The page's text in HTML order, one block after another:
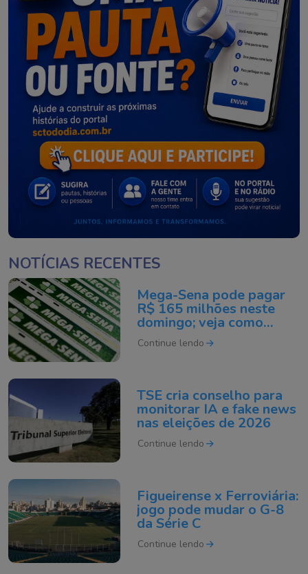
NOTÍCIAS RECENTES
Mega-Sena pode pagar
R$ 165 milhões neste
domingo; veja como
apostar
Continue lendo
TSE cria conselho para
monitorar IA e fake news
nas eleições de 2026
Continue lendo
Figueirense x Ferroviária:
jogo pode mudar o G-8
da Série C
Continue lendo